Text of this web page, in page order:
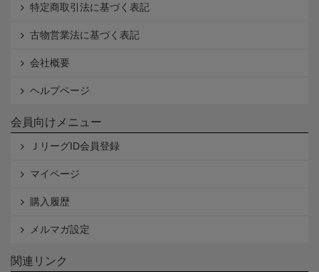
特定商取引法に基づく表記
古物営業法に基づく表記
会社概要
ヘルプページ
会員向けメニュー
ＪリーグID会員登録
マイページ
購入履歴
メルマガ設定
関連リンク